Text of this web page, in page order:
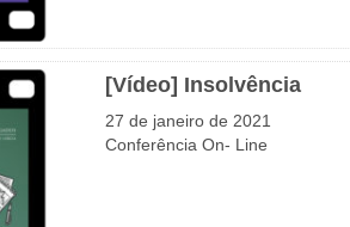
[Vídeo] Insolvência
27 de janeiro de 2021
Conferência On- Line